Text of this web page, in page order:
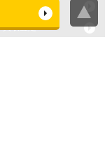
買取査定
買取査定